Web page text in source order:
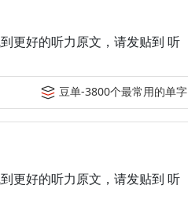
好的听力原文，请发贴到 听
豆单-3800个最常用的单字
好的听力原文，请发贴到 听